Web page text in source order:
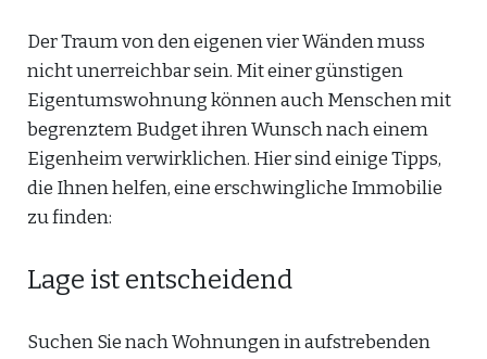
Der Traum von den eigenen vier Wänden muss
nicht unerreichbar sein. Mit einer günstigen
Eigentumswohnung können auch Menschen mit
begrenztem Budget ihren Wunsch nach einem
Eigenheim verwirklichen. Hier sind einige Tipps,
die Ihnen helfen, eine erschwingliche Immobilie
zu finden:
Lage ist entscheidend
Suchen Sie nach Wohnungen in aufstrebenden